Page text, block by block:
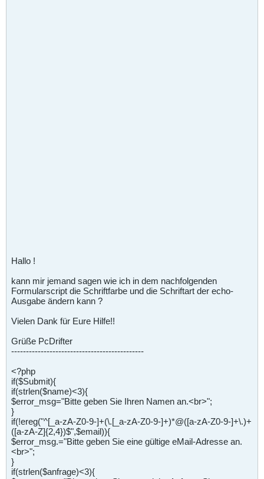
Hallo !
kann mir jemand sagen wie ich in dem nachfolgenden
Formularscript die Schriftfarbe und die Schriftart der echo-
Ausgabe ändern kann ?
Vielen Dank für Eure Hilfe!!
Grüße PcDrifter
---------------------------------------------
<?php
if($Submit){
if(strlen($name)<3){
$error_msg="Bitte geben Sie Ihren Namen an.<br>";
}
if(!ereg("^[_a-zA-Z0-9-]+(\.[_a-zA-Z0-9-]+)*@([a-zA-Z0-9-]+\.)+
([a-zA-Z]{2,4})$",$email)){
$error_msg.="Bitte geben Sie eine gültige eMail-Adresse an.
<br>";
}
if(strlen($anfrage)<3){